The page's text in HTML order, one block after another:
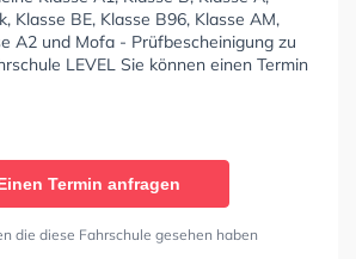
Klasse BE, Klasse B96, Klasse AM,
A2 und Mofa - Prüfbescheinigung zu
LEVEL Sie können einen Termin
Termin anfragen
die diese Fahrschule gesehen haben